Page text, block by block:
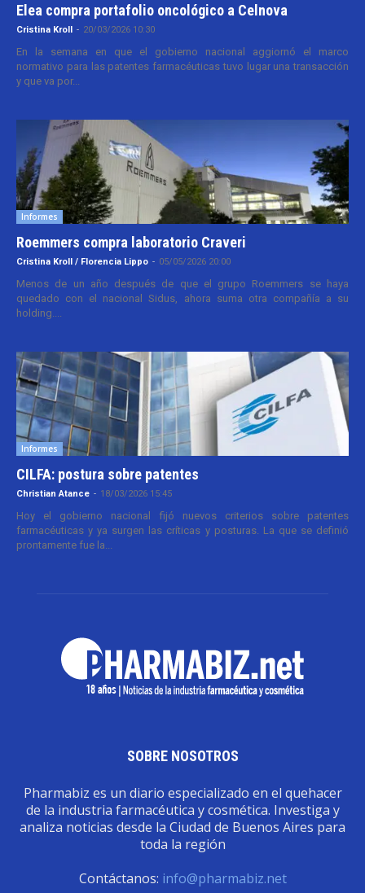
Elea compra portafolio oncológico a Celnova
Cristina Kroll - 20/03/2026 10:30
En la semana en que el gobierno nacional aggiornó el marco
normativo para las patentes farmacéuticas tuvo lugar una transacción
y que va por...
Informes
Roemmers compra laboratorio Craveri
Cristina Kroll / Florencia Lippo - 05/05/2026 20:00
Menos de un año después de que el grupo Roemmers se haya
quedado con el nacional Sidus, ahora suma otra compañía a su
holding....
Informes
CILFA: postura sobre patentes
Christian Atance - 18/03/2026 15:45
Hoy el gobierno nacional fijó nuevos criterios sobre patentes
farmacéuticas y ya surgen las críticas y posturas. La que se definió
prontamente fue la...
SOBRE NOSOTROS
Pharmabiz es un diario especializado en el quehacer
de la industria farmacéutica y cosmética. Investiga y
analiza noticias desde la Ciudad de Buenos Aires para
toda la región
Contáctanos: info@pharmabiz.net